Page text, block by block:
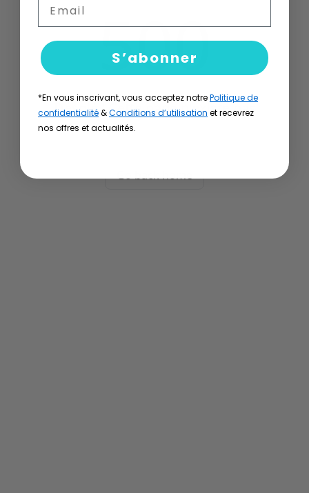
500
Désolé ! Cette page n'existe pas
Go back home
S’abonner
*En vous inscrivant, vous acceptez notrePolitique de
confidentialité&Conditions d’utilisation et recevrez
nos offres et actualités.